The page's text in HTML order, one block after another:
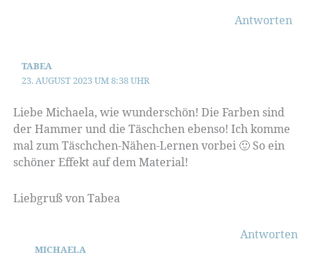
Antworten
TABEA
23. AUGUST 2023 UM 8:38 UHR
Liebe Michaela, wie wunderschön! Die Farben sind
der Hammer und die Täschchen ebenso! Ich komme
mal zum Täschchen-Nähen-Lernen vorbei 🙂 So ein
schöner Effekt auf dem Material!
Liebgruß von Tabea
Antworten
MICHAELA